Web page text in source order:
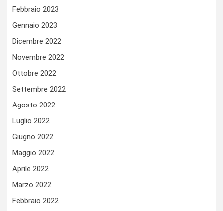
Febbraio 2023
Gennaio 2023
Dicembre 2022
Novembre 2022
Ottobre 2022
Settembre 2022
Agosto 2022
Luglio 2022
Giugno 2022
Maggio 2022
Aprile 2022
Marzo 2022
Febbraio 2022